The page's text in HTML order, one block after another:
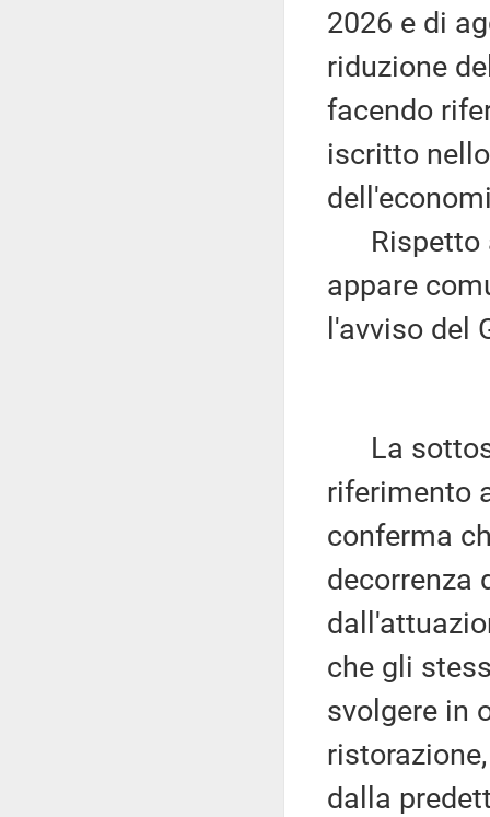
2026 e di
riduzione
facendo
iscritto
Rispetto
appare
l'avviso del
La
riferimento
conferma
decorrenza
che gli
svolgere in
dalla